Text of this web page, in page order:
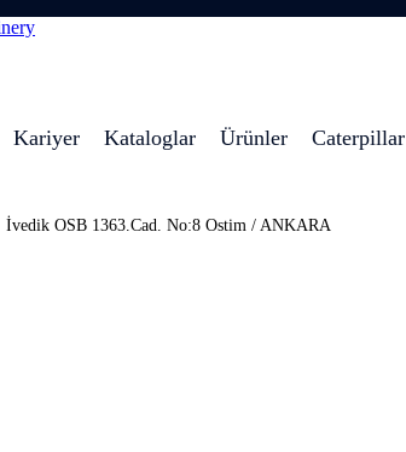
Kariyer Kataloglar Ürünler Caterpillar
İvedik OSB 1363.Cad. No:8 Ostim / ANKARA